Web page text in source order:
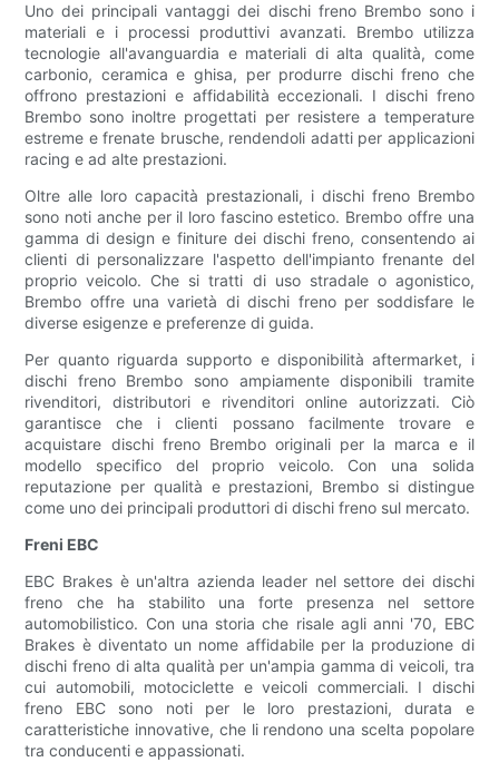
Uno dei principali vantaggi dei dischi freno Brembo sono i
materiali e i processi produttivi avanzati. Brembo utilizza
tecnologie all'avanguardia e materiali di alta qualità, come
carbonio, ceramica e ghisa, per produrre dischi freno che
offrono prestazioni e affidabilità eccezionali. I dischi freno
Brembo sono inoltre progettati per resistere a temperature
estreme e frenate brusche, rendendoli adatti per applicazioni
racing e ad alte prestazioni.
Oltre alle loro capacità prestazionali, i dischi freno Brembo
sono noti anche per il loro fascino estetico. Brembo offre una
gamma di design e finiture dei dischi freno, consentendo ai
clienti di personalizzare l'aspetto dell'impianto frenante del
proprio veicolo. Che si tratti di uso stradale o agonistico,
Brembo offre una varietà di dischi freno per soddisfare le
diverse esigenze e preferenze di guida.
Per quanto riguarda supporto e disponibilità aftermarket, i
dischi freno Brembo sono ampiamente disponibili tramite
rivenditori, distributori e rivenditori online autorizzati. Ciò
garantisce che i clienti possano facilmente trovare e
acquistare dischi freno Brembo originali per la marca e il
modello specifico del proprio veicolo. Con una solida
reputazione per qualità e prestazioni, Brembo si distingue
come uno dei principali produttori di dischi freno sul mercato.
Freni EBC
EBC Brakes è un'altra azienda leader nel settore dei dischi
freno che ha stabilito una forte presenza nel settore
automobilistico. Con una storia che risale agli anni '70, EBC
Brakes è diventato un nome affidabile per la produzione di
dischi freno di alta qualità per un'ampia gamma di veicoli, tra
cui automobili, motociclette e veicoli commerciali. I dischi
freno EBC sono noti per le loro prestazioni, durata e
caratteristiche innovative, che li rendono una scelta popolare
tra conducenti e appassionati.